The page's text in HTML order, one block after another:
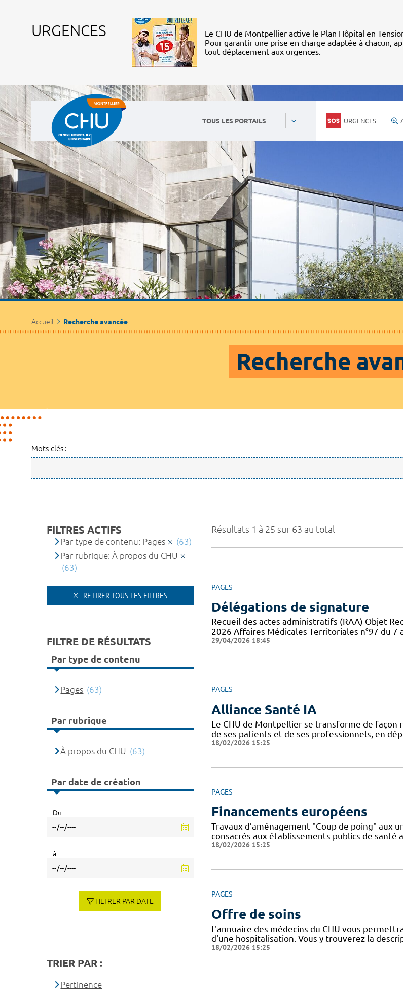
URGENCES
Le CHU de Montpellier active le Plan Hôpital en
Pour garantir une prise en charge adaptée à chacun,
tout déplacement aux urgences.
TOUS LES PORTAILS URGENCES
Accueil Recherche avancée
Recherche
Mots-clés :
Résultats 1 à 25 sur 63 au total
PAGES
Délégations de signature
Recueil des actes administratifs (RAA) Objet
2026 Affaires Médicales Territoriales n°97 du
29/04/2026 18:45
PAGES
Alliance Santé IA
Le CHU de Montpellier se transforme de
de ses patients et de ses professionnels, en
18/02/2026 15:25
PAGES
Financements européens
Travaux d’aménagement "Coup de poing" aux
consacrés aux établissements publics de
18/02/2026 15:25
PAGES
Offre de soins
L'annuaire des médecins du CHU vous
d'une hospitalisation. Vous y trouverez la
18/02/2026 15:25
FILTRES ACTIFS
Par type de contenu: Pages
(63)
Par rubrique: À propos du CHU
(63)
RETIRER TOUS LES FILTRES
FILTRE DE RÉSULTATS
Par type de contenu
Pages (63)
Par rubrique
À propos du CHU (63)
Par date de création
Du
à
FILTRER PAR DATE
TRIER PAR :
Pertinence